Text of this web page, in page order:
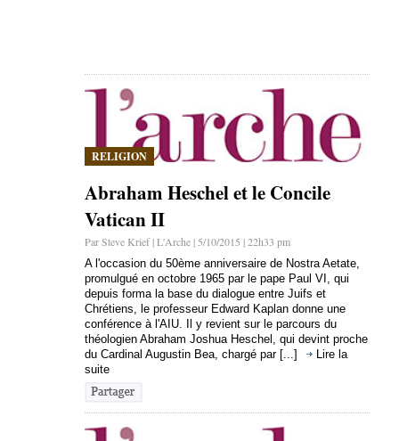
RELIGION
Abraham Heschel et le Concile
Vatican II
Par Steve Krief | L'Arche | 5/10/2015 | 22h33 pm
A l'occasion du 50ème anniversaire de Nostra Aetate,
promulgué en octobre 1965 par le pape Paul VI, qui
depuis forma la base du dialogue entre Juifs et
Chrétiens, le professeur Edward Kaplan donne une
conférence à l'AIU. Il y revient sur le parcours du
théologien Abraham Joshua Heschel, qui devint proche
du Cardinal Augustin Bea, chargé par [...]
Lire la
suite